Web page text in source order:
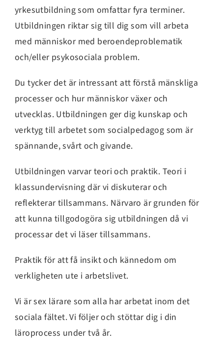
yrkesutbildning som omfattar fyra terminer.
Utbildningen riktar sig till dig som vill arbeta
med människor med beroendeproblematik
och/eller psykosociala problem.
Du tycker det är intressant att förstå mänskliga
processer och hur människor växer och
utvecklas. Utbildningen ger dig kunskap och
verktyg till arbetet som socialpedagog som är
spännande, svårt och givande.
Utbildningen varvar teori och praktik. Teori i
klassundervisning där vi diskuterar och
reflekterar tillsammans. Närvaro är grunden för
att kunna tillgodogöra sig utbildningen då vi
processar det vi läser tillsammans.
Praktik för att få insikt och kännedom om
verkligheten ute i arbetslivet.
Vi är sex lärare som alla har arbetat inom det
sociala fältet. Vi följer och stöttar dig i din
läroprocess under två år.